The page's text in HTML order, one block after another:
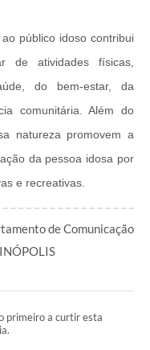
público idoso contribui
de atividades físicas,
do bem-estar, da
comunitária. Além do
natureza promovem a
da pessoa idosa por
e recreativas.
de Comunicação
primeiro a curtir esta